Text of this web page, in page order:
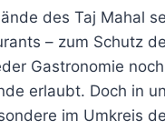
des Taj Mahal
– zum Schutz
Gastronomie noch
erlaubt. Doch in
im Umkreis